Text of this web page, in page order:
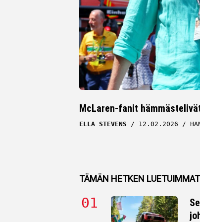
McLaren-fanit
ELLA STEVENS 12.02.2026
TÄMÄN HETKEN LUETUIMMAT